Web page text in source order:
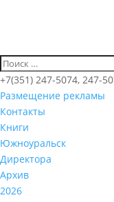
+7(351) 247-5074, 247-
Размещение рекламы
Контакты
Книги
Южноуральск
Директора
Архив
2026